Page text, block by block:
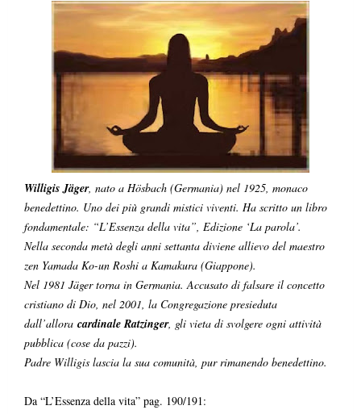
Willigis Jäger, nato a Hösbach (Germania) nel 1925, monaco
benedettino. Uno dei più grandi mistici viventi. Ha scritto un libro
fondamentale: “L’Essenza della vita”, Edizione ‘La parola’.
Nella seconda metà degli anni settanta diviene allievo del maestro
zen Yamada Ko-un Roshi a Kamakura (Giappone).
Nel 1981 Jäger torna in Germania. Accusato di falsare il concetto
cristiano di Dio, nel 2001, la Congregazione presieduta
dall’allora cardinale Ratzinger, gli vieta di svolgere ogni attività
pubblica (cose da pazzi).
Padre Willigis lascia la sua comunità, pur rimanendo benedettino.
Da “L’Essenza della vita” pag. 190/191: